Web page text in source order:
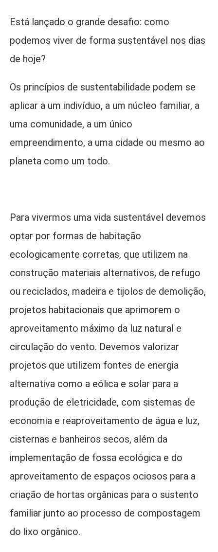
Está lançado o grande desafio: como
podemos viver de forma sustentável nos dias
de hoje?
Os princípios de sustentabilidade podem se
aplicar a um indivíduo, a um núcleo familiar, a
uma comunidade, a um único
empreendimento, a uma cidade ou mesmo ao
planeta como um todo.
Para vivermos uma vida sustentável devemos
optar por formas de habitação
ecologicamente corretas, que utilizem na
construção materiais alternativos, de refugo
ou reciclados, madeira e tijolos de demolição,
projetos habitacionais que aprimorem o
aproveitamento máximo da luz natural e
circulação do vento. Devemos valorizar
projetos que utilizem fontes de energia
alternativa como a eólica e solar para a
produção de eletricidade, com sistemas de
economia e reaproveitamento de água e luz,
cisternas e banheiros secos, além da
implementação de fossa ecológica e do
aproveitamento de espaços ociosos para a
criação de hortas orgânicas para o sustento
familiar junto ao processo de compostagem
do lixo orgânico.